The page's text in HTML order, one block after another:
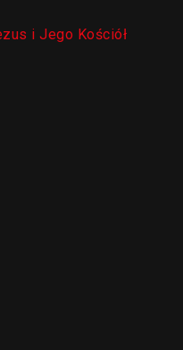
i Jego Kościół